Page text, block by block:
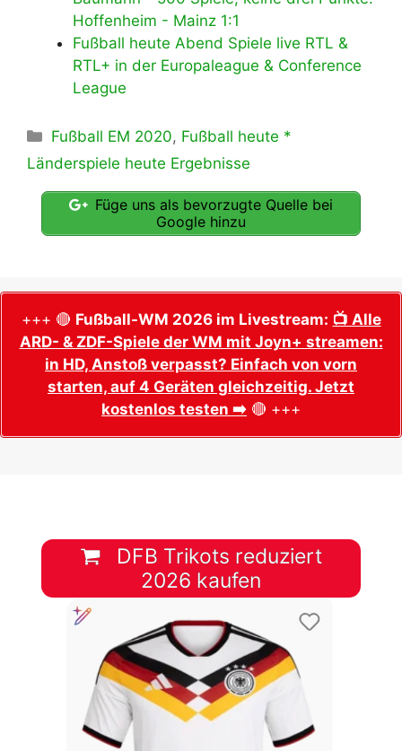
Hoffenheim - Mainz 1:1
Fußball heute Abend Spiele live RTL &
RTL+ in der Europaleague & Conference
League
Kategorien
Fußball EM 2020, Fußball heute *
Länderspiele heute Ergebnisse
Füge uns als bevorzugte Quelle bei
Google hinzu
+++ 🔴 Fußball-WM 2026 im Livestream: 📺 Alle
ARD- & ZDF-Spiele der WM mit Joyn+ streamen:
in HD, Anstoß verpasst? Einfach von vorn
starten, auf 4 Geräten gleichzeitig. Jetzt
kostenlos testen ➡️ 🔴 +++
DFB Trikots reduziert
2026 kaufen